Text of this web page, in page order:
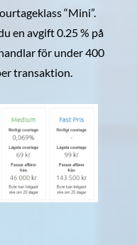
“Mini”.
en avgift 0.25 % på
för under 400
transaktion.